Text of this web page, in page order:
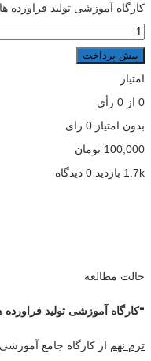
کارگاه آموزشی تولید فراورده
پیش پرداخت
امتیاز
0 از 0 رأی
بدون امتیاز 0 رای
100,000 تومان
1.7k بازدید
حالت مطالعه
“کارگاه آموزشی تولید
ترم نهم از کارگاه جامع